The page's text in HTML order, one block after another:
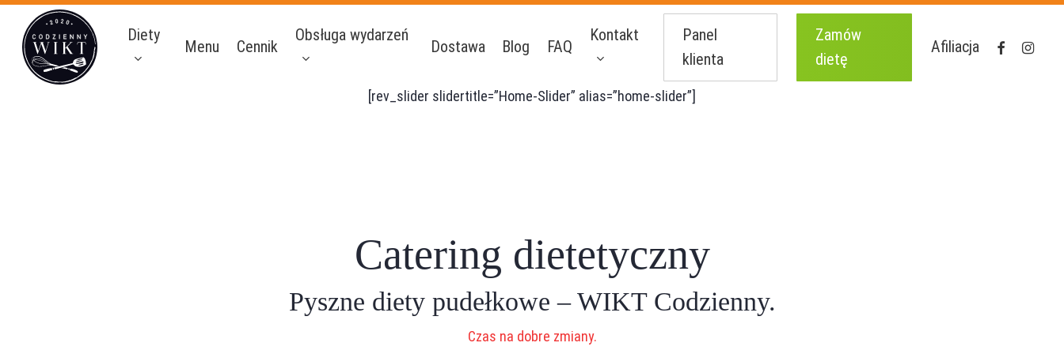
main
content
Diety
Menu Cennik
Obsługa wydarzeń
Dostawa Blog FAQ
Kontakt
Panel
klienta
Zamów
dietę
Afiliacja facebook
[rev_slider slidertitle=”Home-Slider” alias=”home-slider”]
Catering dietetyczny
Pyszne diety pudełkowe – WIKT Codzienny.
Czas na dobre zmiany.